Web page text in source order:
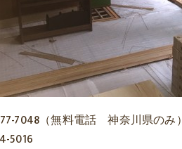
7048（無料電話 神奈川県のみ
5016